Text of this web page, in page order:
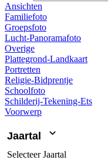
Ansichten
Familiefoto
Groepsfoto
Lucht-Panoramafoto
Overige
Plattegrond-Landkaart
Portretten
Religie-Bidprentje
Schoolfoto
Schilderij-Tekening-Ets
Voorwerp
Jaartal
SelecteerJaartal